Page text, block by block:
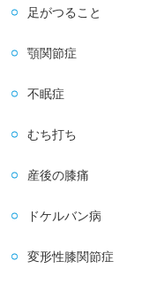
足がつること
顎関節症
不眠症
むち打ち
産後の膝痛
ドケルバン病
変形性膝関節症